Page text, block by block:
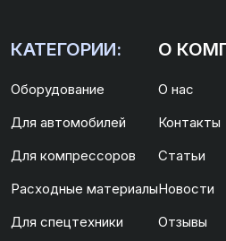
КАТЕГОРИИ:
Оборудование
Для автомобилей
Для компрессоров
Расходные материалы
Для спецтехники
О
О нас
Контакты
Статьи
Новости
Отзывы